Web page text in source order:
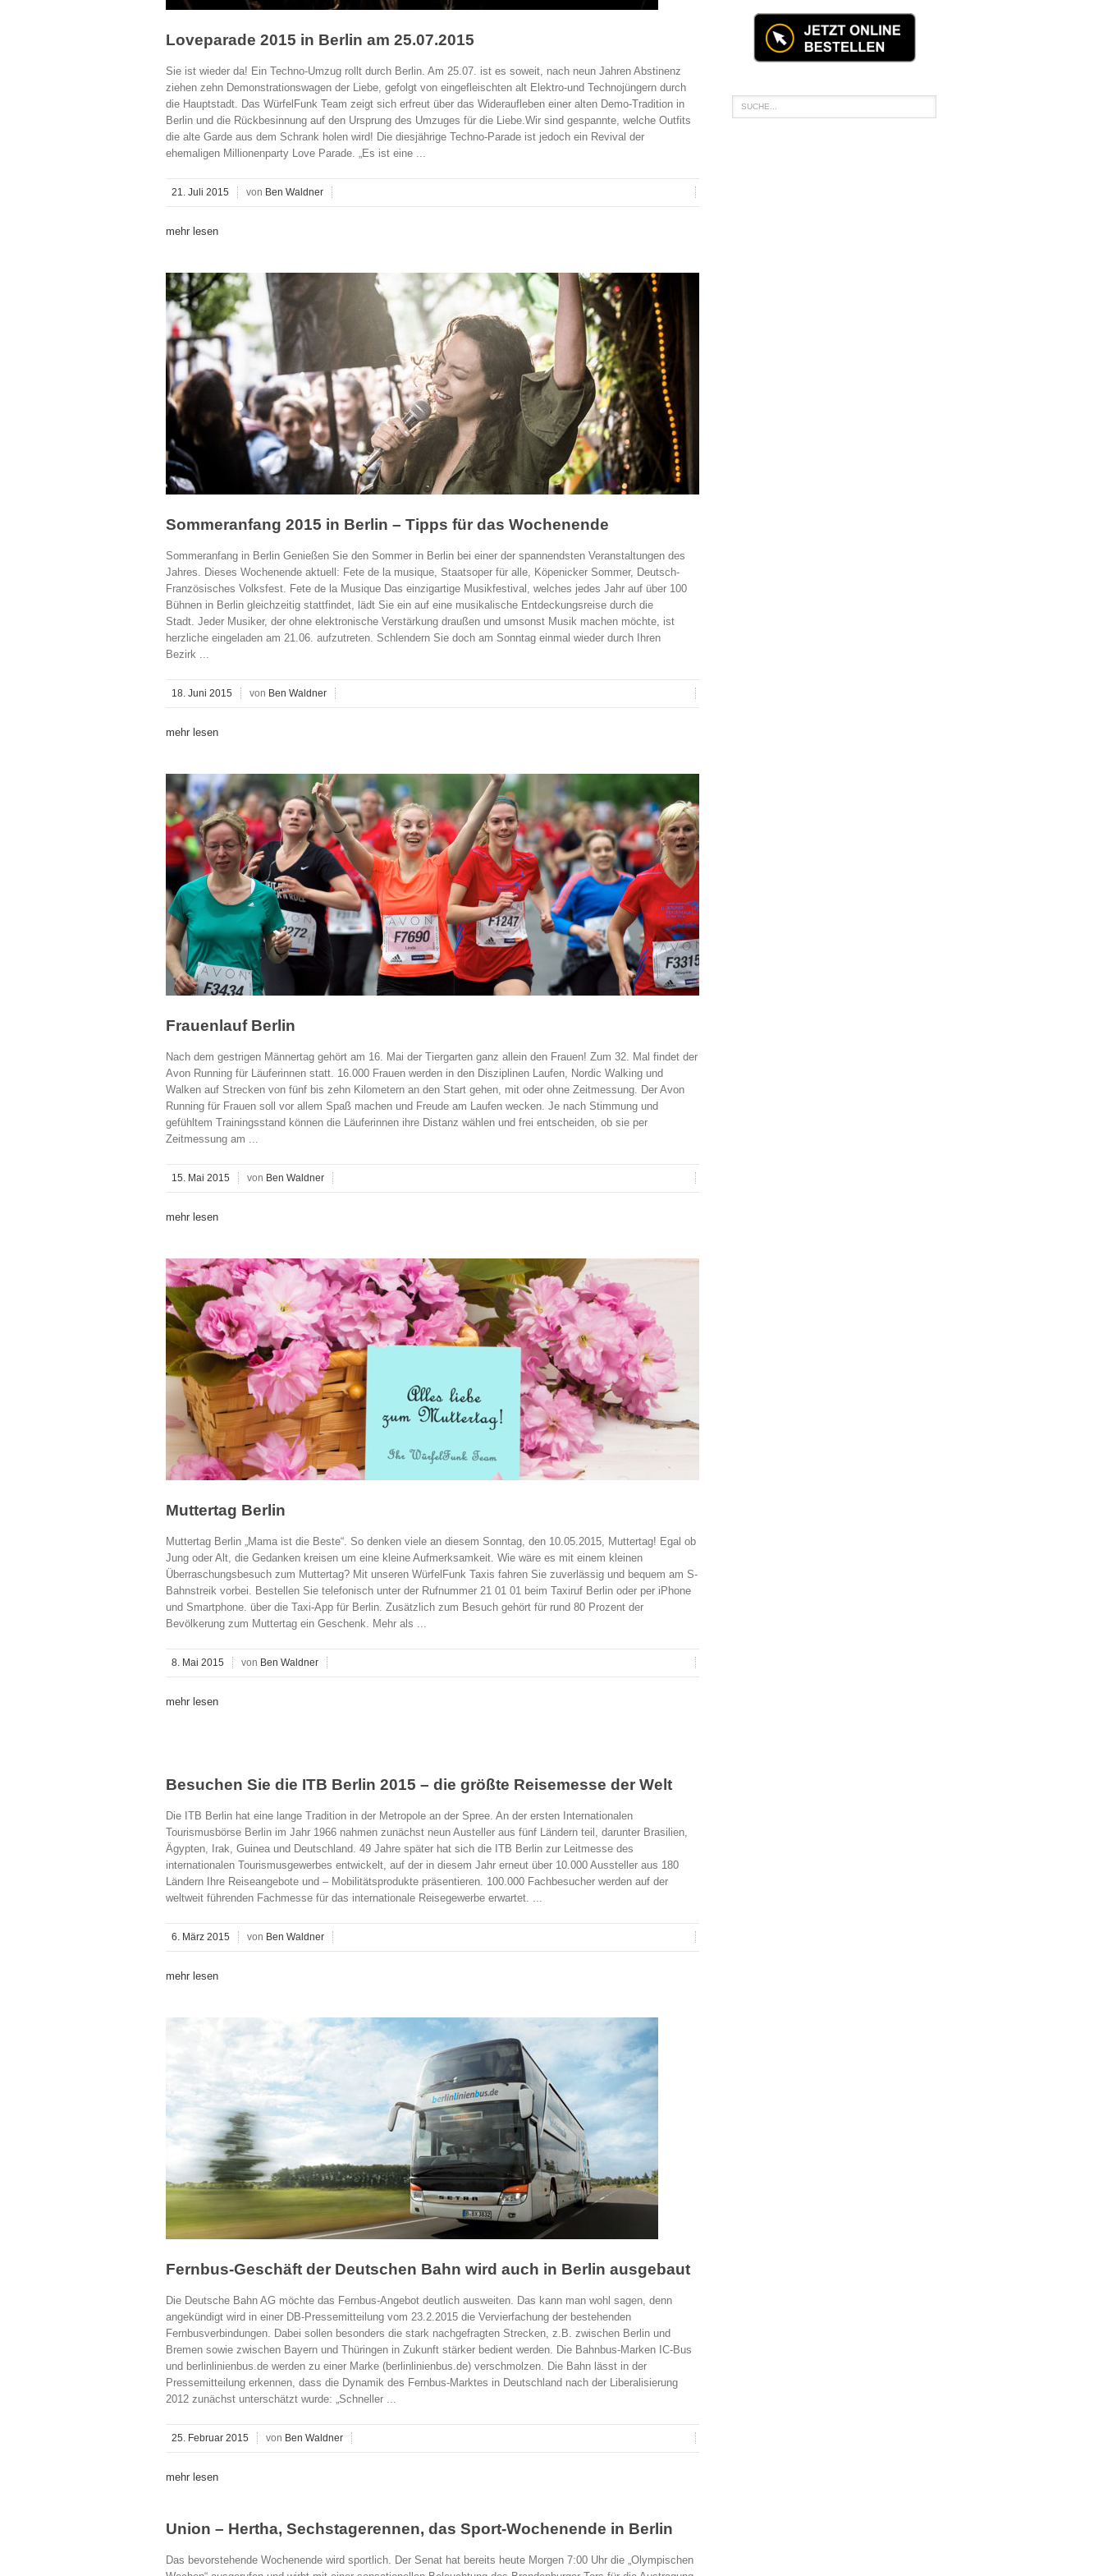
Loveparade 2015 in Berlin am 25.07.2015
Sie ist wieder da! Ein Techno-Umzug rollt durch Berlin. Am 25.07. ist es soweit, nach neun Jahren Abstinenz
ziehen zehn Demonstrationswagen der Liebe, gefolgt von eingefleischten alt Elektro-und Technojüngern durch
die Hauptstadt. Das WürfelFunk Team zeigt sich erfreut über das Wideraufleben einer alten Demo-Tradition in
Berlin und die Rückbesinnung auf den Ursprung des Umzuges für die Liebe.Wir sind gespannte, welche Outfits
die alte Garde aus dem Schrank holen wird! Die diesjährige Techno-Parade ist jedoch ein Revival der
ehemaligen Millionenparty Love Parade. „Es ist eine ...
21. Juli 2015 von Ben Waldner
mehr lesen
Sommeranfang 2015 in Berlin – Tipps für das Wochenende
Sommeranfang in Berlin Genießen Sie den Sommer in Berlin bei einer der spannendsten Veranstaltungen des
Jahres. Dieses Wochenende aktuell: Fete de la musique, Staatsoper für alle, Köpenicker Sommer, Deutsch-
Französisches Volksfest. Fete de la Musique Das einzigartige Musikfestival, welches jedes Jahr auf über 100
Bühnen in Berlin gleichzeitig stattfindet, lädt Sie ein auf eine musikalische Entdeckungsreise durch die
Stadt. Jeder Musiker, der ohne elektronische Verstärkung draußen und umsonst Musik machen möchte, ist
herzliche eingeladen am 21.06. aufzutreten. Schlendern Sie doch am Sonntag einmal wieder durch Ihren
Bezirk ...
18. Juni 2015 von Ben Waldner
mehr lesen
Frauenlauf Berlin
Nach dem gestrigen Männertag gehört am 16. Mai der Tiergarten ganz allein den Frauen! Zum 32. Mal findet der
Avon Running für Läuferinnen statt. 16.000 Frauen werden in den Disziplinen Laufen, Nordic Walking und
Walken auf Strecken von fünf bis zehn Kilometern an den Start gehen, mit oder ohne Zeitmessung. Der Avon
Running für Frauen soll vor allem Spaß machen und Freude am Laufen wecken. Je nach Stimmung und
gefühltem Trainingsstand können die Läuferinnen ihre Distanz wählen und frei entscheiden, ob sie per
Zeitmessung am ...
15. Mai 2015 von Ben Waldner
mehr lesen
Muttertag Berlin
Muttertag Berlin „Mama ist die Beste“. So denken viele an diesem Sonntag, den 10.05.2015, Muttertag! Egal ob
Jung oder Alt, die Gedanken kreisen um eine kleine Aufmerksamkeit. Wie wäre es mit einem kleinen
Überraschungsbesuch zum Muttertag? Mit unseren WürfelFunk Taxis fahren Sie zuverlässig und bequem am S-
Bahnstreik vorbei. Bestellen Sie telefonisch unter der Rufnummer 21 01 01 beim Taxiruf Berlin oder per iPhone
und Smartphone. über die Taxi-App für Berlin. Zusätzlich zum Besuch gehört für rund 80 Prozent der
Bevölkerung zum Muttertag ein Geschenk. Mehr als ...
8. Mai 2015 von Ben Waldner
mehr lesen
Besuchen Sie die ITB Berlin 2015 – die größte Reisemesse der Welt
Die ITB Berlin hat eine lange Tradition in der Metropole an der Spree. An der ersten Internationalen
Tourismusbörse Berlin im Jahr 1966 nahmen zunächst neun Austeller aus fünf Ländern teil, darunter Brasilien,
Ägypten, Irak, Guinea und Deutschland. 49 Jahre später hat sich die ITB Berlin zur Leitmesse des
internationalen Tourismusgewerbes entwickelt, auf der in diesem Jahr erneut über 10.000 Aussteller aus 180
Ländern Ihre Reiseangebote und – Mobilitätsprodukte präsentieren. 100.000 Fachbesucher werden auf der
weltweit führenden Fachmesse für das internationale Reisegewerbe erwartet. ...
6. März 2015 von Ben Waldner
mehr lesen
Fernbus-Geschäft der Deutschen Bahn wird auch in Berlin ausgebaut
Die Deutsche Bahn AG möchte das Fernbus-Angebot deutlich ausweiten. Das kann man wohl sagen, denn
angekündigt wird in einer DB-Pressemitteilung vom 23.2.2015 die Vervierfachung der bestehenden
Fernbusverbindungen. Dabei sollen besonders die stark nachgefragten Strecken, z.B. zwischen Berlin und
Bremen sowie zwischen Bayern und Thüringen in Zukunft stärker bedient werden. Die Bahnbus-Marken IC-Bus
und berlinlinienbus.de werden zu einer Marke (berlinlinienbus.de) verschmolzen. Die Bahn lässt in der
Pressemitteilung erkennen, dass die Dynamik des Fernbus-Marktes in Deutschland nach der Liberalisierung
2012 zunächst unterschätzt wurde: „Schneller ...
25. Februar 2015 von Ben Waldner
mehr lesen
Union – Hertha, Sechstagerennen, das Sport-Wochenende in Berlin
Das bevorstehende Wochenende wird sportlich. Der Senat hat bereits heute Morgen 7:00 Uhr die „Olympischen